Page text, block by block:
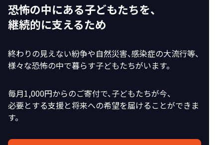
恐怖の中にある子どもたちを、
継続的に支えるため
終わりの見えない紛争や自然災害、感染症の大流行等、
様々な恐怖の中で暮らす子どもたちがいます。
毎月1,000円からのご寄付で、子どもたちが今、
必要とする支援と将来への希望を届けることができま
す。